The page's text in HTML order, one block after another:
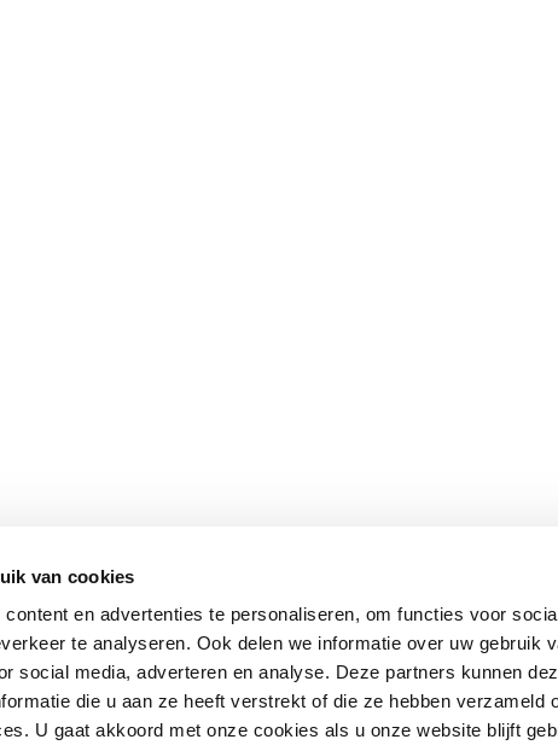
van cookies
en advertenties te personaliseren, om functies voor
te analyseren. Ook delen we informatie over uw gebruik
social media, adverteren en analyse. Deze partners kunnen
die u aan ze heeft verstrekt of die ze hebben verzameld
U gaat akkoord met onze cookies als u onze website blijft